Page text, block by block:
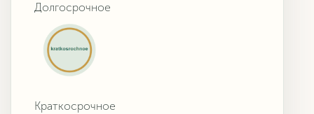
Долгосрочное
Краткосрочное